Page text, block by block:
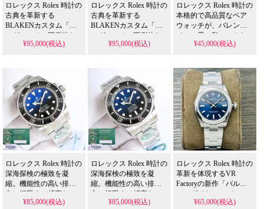
ロレックス Rolex 時計の
古典を革新する
BLAKENカスタム「キ
ング」。その圧倒的な
全黒スタイルと、N級品
緑/青魔」カラーリング
は、高耐久PVDコーテ
ィングと安定したムー
ブメントにより、「良
品」から「古典」へと
昇華させる、まさに冒
険を愛する収集家のた
めの傑作です。
¥95,000(税込)
ロレックス Rolex 時計の
古典を革新する
BLAKENカスタム「キ
ング」。その圧倒的な
全黒スタイルと、N級品
緑/青魔」カラーリング
は、高耐久PVDコーテ
ィングと安定したムー
ブメントにより、「良
品」から「古典」へと
昇華させる、まさに冒
険を愛する収集家のた
めの傑作です。
¥95,000(税込)
ロレックス Rolex 時計の
本格的で高品質なペア
ウォッチが、バレンタ
インの愛の印にふさわ
しい最高の贈り物で
率は、N級品人気スーパ
ー コピー 格安市場でも
最高品質の証となり、
洗練されたサイズと精
密な仕上げが、カップ
ルの特別な瞬間を永遠
に輝かせる確かな逸品
を創り出します。
¥45,000(税込)
ロレックス Rolex 時計の
深海探検の極致を凝
縮。機能性の高い排気
弁、極限まで精密な
CNC構造、対版の一体
¥85,000(税込)
ロレックス Rolex 時計の
深海探検の極致を凝
縮。機能性の高い排気
弁、極限まで精密な
CNC構造、対版の一体
¥85,000(税込)
ロレックス Rolex 時計の
革新を体現するVR
Factoryの新作「バルー
ン」ダイヤルモデル。
その圧倒的な3D立体効
¥65,000(税込)